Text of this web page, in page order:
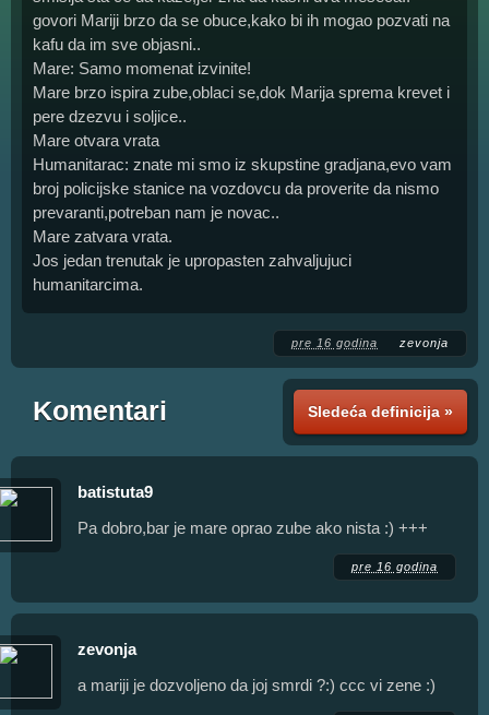
govori Mariji brzo da se obuce,kako bi ih mogao pozvati na
kafu da im sve objasni..
Mare: Samo momenat izvinite!
Mare brzo ispira zube,oblaci se,dok Marija sprema krevet i
pere dzezvu i soljice..
Mare otvara vrata
Humanitarac: znate mi smo iz skupstine gradjana,evo vam
broj policijske stanice na vozdovcu da proverite da nismo
prevaranti,potreban nam je novac..
Mare zatvara vrata.
Jos jedan trenutak je upropasten zahvaljujuci
humanitarcima.
pre 16 godina zevonja
Sledeća definicija »
Komentari
batistuta9
Pa dobro,bar je mare oprao zube ako nista :) +++
pre 16 godina
zevonja
a mariji je dozvoljeno da joj smrdi ?:) ccc vi zene :)